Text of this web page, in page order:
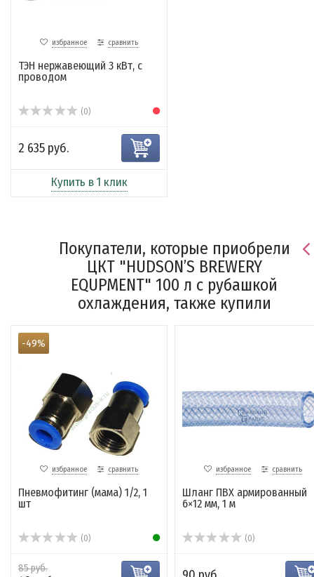
избранное сравнить
ТЭН нержавеющий 3 кВт, с
проводом
(0)
2 635 руб.
Купить в 1 клик
Покупатели, которые приобрели
ЦКТ "HUDSON’S BREWERY
EQUPMENT" 100 л с рубашкой
охлаждения, также купили
-49%
избранное сравнить
Пневмофитинг (мама) 1/2, 1
шт
(0)
85 руб.
избранное сравнить
Шланг ПВХ армированный
6×12 мм, 1 м
(0)